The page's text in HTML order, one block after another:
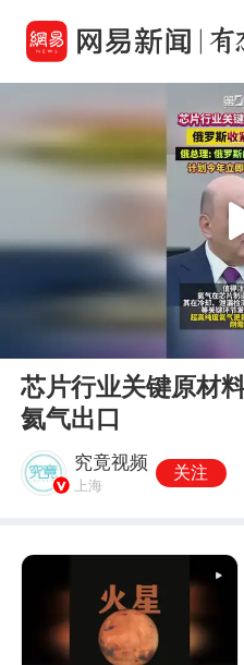
芯片行业关键原材
氦气出口
究竟视频
上海
关注